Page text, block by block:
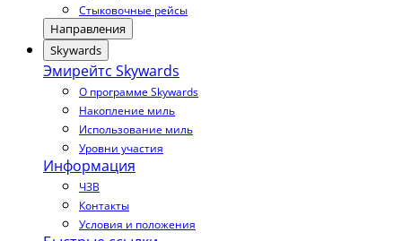
Стыковочные рейсы
Направления
Skywards
Эмирейтс Skywards
О программе Skywards
Накопление миль
Использование миль
Уровни участия
Информация
ЧЗВ
Контакты
Условия и положения